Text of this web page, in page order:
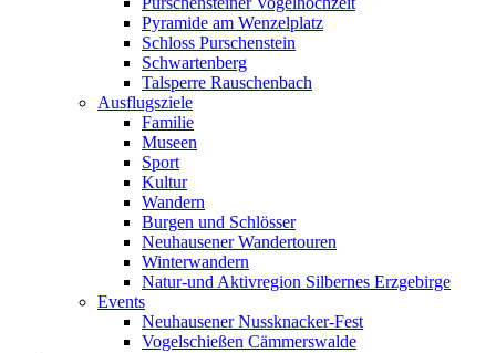
Pyramide am Wenzelplatz
Schloss Purschenstein
Schwartenberg
Talsperre Rauschenbach
Ausflugsziele
Familie
Museen
Sport
Kultur
Wandern
Burgen und Schlösser
Neuhausener Wandertouren
Winterwandern
Natur-und Aktivregion Silbernes Erzgebirge
Events
Neuhausener Nussknacker-Fest
Vogelschießen Cämmerswalde